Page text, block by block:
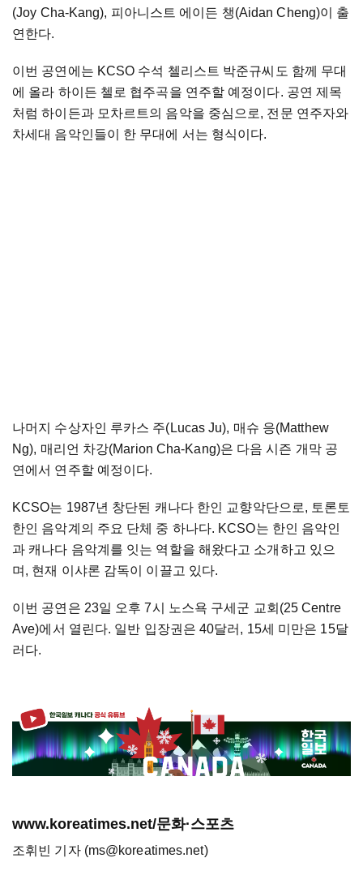
(Joy Cha-Kang), 피아니스트 에이든 챙(Aidan Cheng)이 출
연한다.
이번 공연에는 KCSO 수석 첼리스트 박준규씨도 함께 무대
에 올라 하이든 첼로 협주곡을 연주할 예정이다. 공연 제목
처럼 하이든과 모차르트의 음악을 중심으로, 전문 연주자와
차세대 음악인들이 한 무대에 서는 형식이다.
나머지 수상자인 루카스 주(Lucas Ju), 매슈 응(Matthew
Ng), 매리언 차강(Marion Cha-Kang)은 다음 시즌 개막 공
연에서 연주할 예정이다.
KCSO는 1987년 창단된 캐나다 한인 교향악단으로, 토론토
한인 음악계의 주요 단체 중 하나다. KCSO는 한인 음악인
과 캐나다 음악계를 잇는 역할을 해왔다고 소개하고 있으
며, 현재 이샤론 감독이 이끌고 있다.
이번 공연은 23일 오후 7시 노스욕 구세군 교회(25 Centre
Ave)에서 열린다. 일반 입장권은 40달러, 15세 미만은 15달
러다.
www.koreatimes.net/문화·스포츠
조휘빈 기자 (ms@koreatimes.net)